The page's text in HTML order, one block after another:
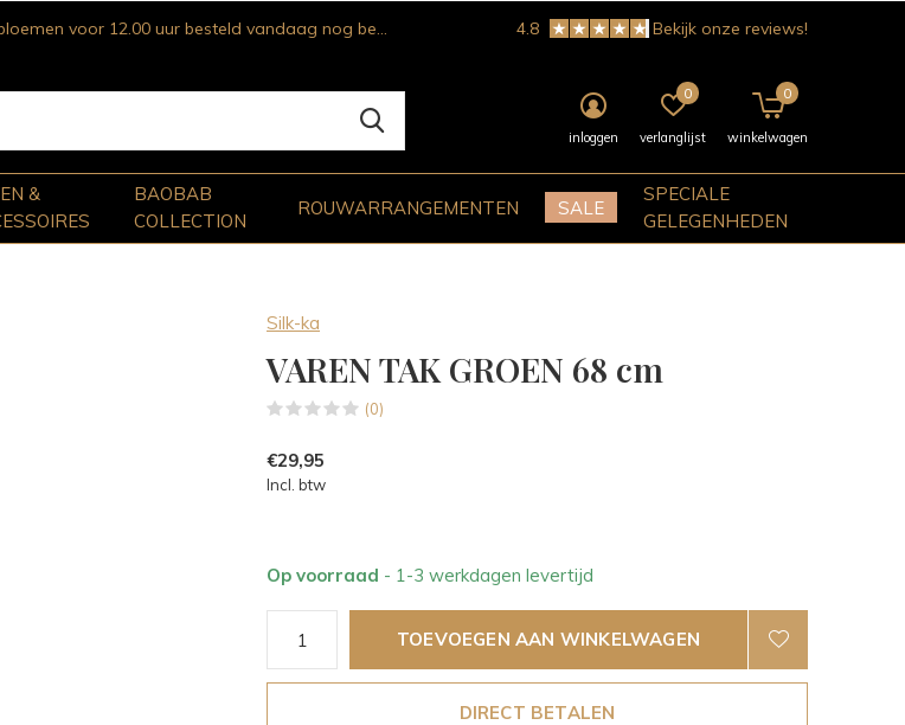
&
BAOBAB
COLLECTION
ROUWARRANGEMENTEN SALE
SPECIALE
GELEGENHEDEN
inloggen verlanglijst
0
winkelwagen
0
voor 12.00 uur besteld vandaag nog bezorgd! 4.8 Bekijk onze reviews!
Silk-ka
VAREN TAK GROEN 68 cm
(0)
€29,95
Incl. btw
Op voorraad - 1-3 werkdagen levertijd
TOEVOEGEN AAN WINKELWAGEN
DIRECT BETALEN